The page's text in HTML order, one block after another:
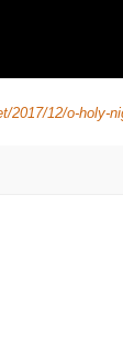
2017/12/o-holy-